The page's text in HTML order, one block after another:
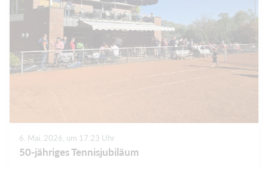
6. Mai. 2026, um 17.23 Uhr
50-jähriges Tennisjubiläum